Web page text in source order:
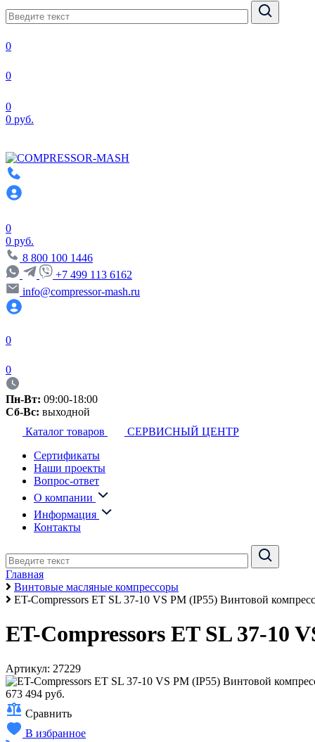
0
0
0
0 руб.
0
0 руб.
8 800 100 1446
+7 499 113 6162
info@compressor-mash.ru
0
0
Пн-Вт: 09:00-18:00
Сб-Вс: выходной
Каталог товаров
СЕРВИСНЫЙ ЦЕНТР
Сертификаты
Наши проекты
Вопрос-ответ
О компании
Информация
Контакты
Главная
Винтовые масляные компрессоры
ET-Compressors ET SL 37-10 VS PM (IP55) Винтовой
ET-Compressors ET SL 37-10
Артикул: 27229
673 494 руб.
Сравнить
В избранное